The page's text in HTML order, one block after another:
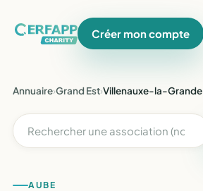
Créer mon compte
Annuaire›Grand Est›Villenauxe-la-Grande
AUBE